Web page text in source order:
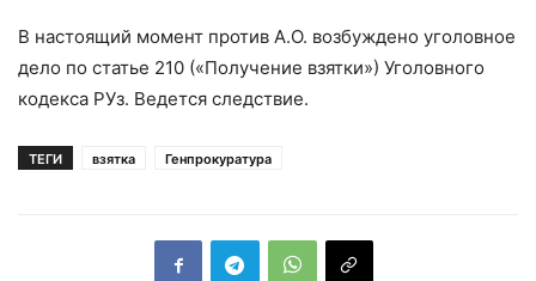
В настоящий момент против А.О. возбуждено уголовное
дело по статье 210 («Получение взятки») Уголовного
кодекса РУз. Ведется следствие.
ТЕГИ взятка Генпрокуратура